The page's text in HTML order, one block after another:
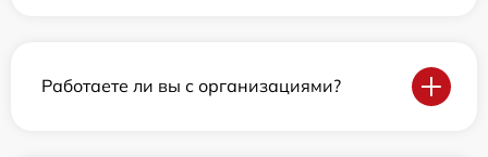
Работаете ли вы с организациями?